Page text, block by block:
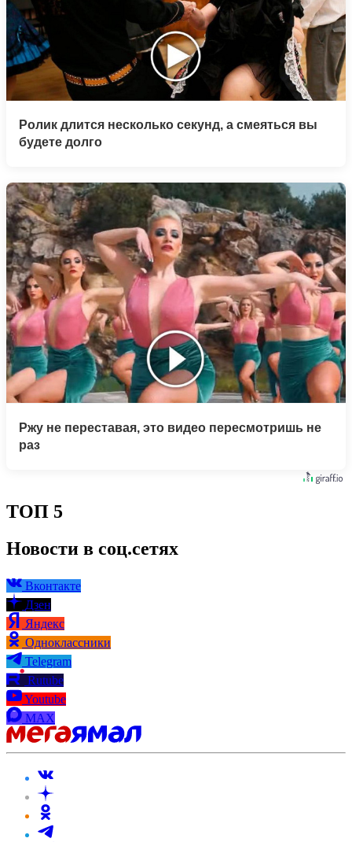
Ролик длится несколько секунд, а смеяться вы
будете долго
Ржу не переставая, это видео пересмотришь не
раз
ТОП 5
Новости в соц.сетях
Вконтакте
Дзен
Яндекс
Одноклассники
Telegram
Rutube
Youtube
MAX